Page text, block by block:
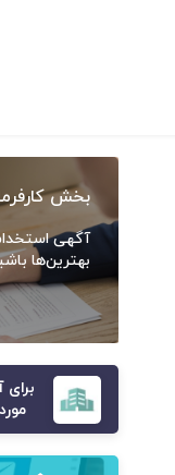
بخش
آگهی
بهترین‌ها